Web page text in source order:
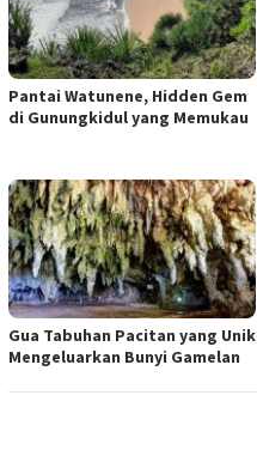
Pantai Watunene, Hidden Gem
di Gunungkidul yang Memukau
Gua Tabuhan Pacitan yang Unik
Mengeluarkan Bunyi Gamelan